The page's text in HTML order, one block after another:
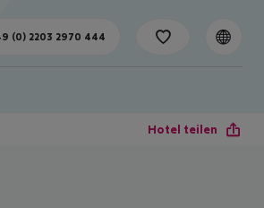
(0) 2203 2970 444
Hotel teilen